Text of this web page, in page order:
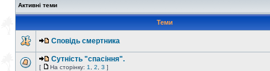
Активні теми
Теми
Сповідь смертника
Сутність "спасіння".
[ На сторінку: 1 2 3 ]